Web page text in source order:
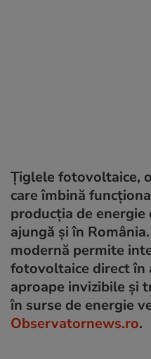
Ţiglele fotovoltaice,
care îmbină
producţia de energie
ajungă şi în
modernă permite
fotovoltaice direct în
aproape invizibile şi
în surse de energie
Observatornews.ro.